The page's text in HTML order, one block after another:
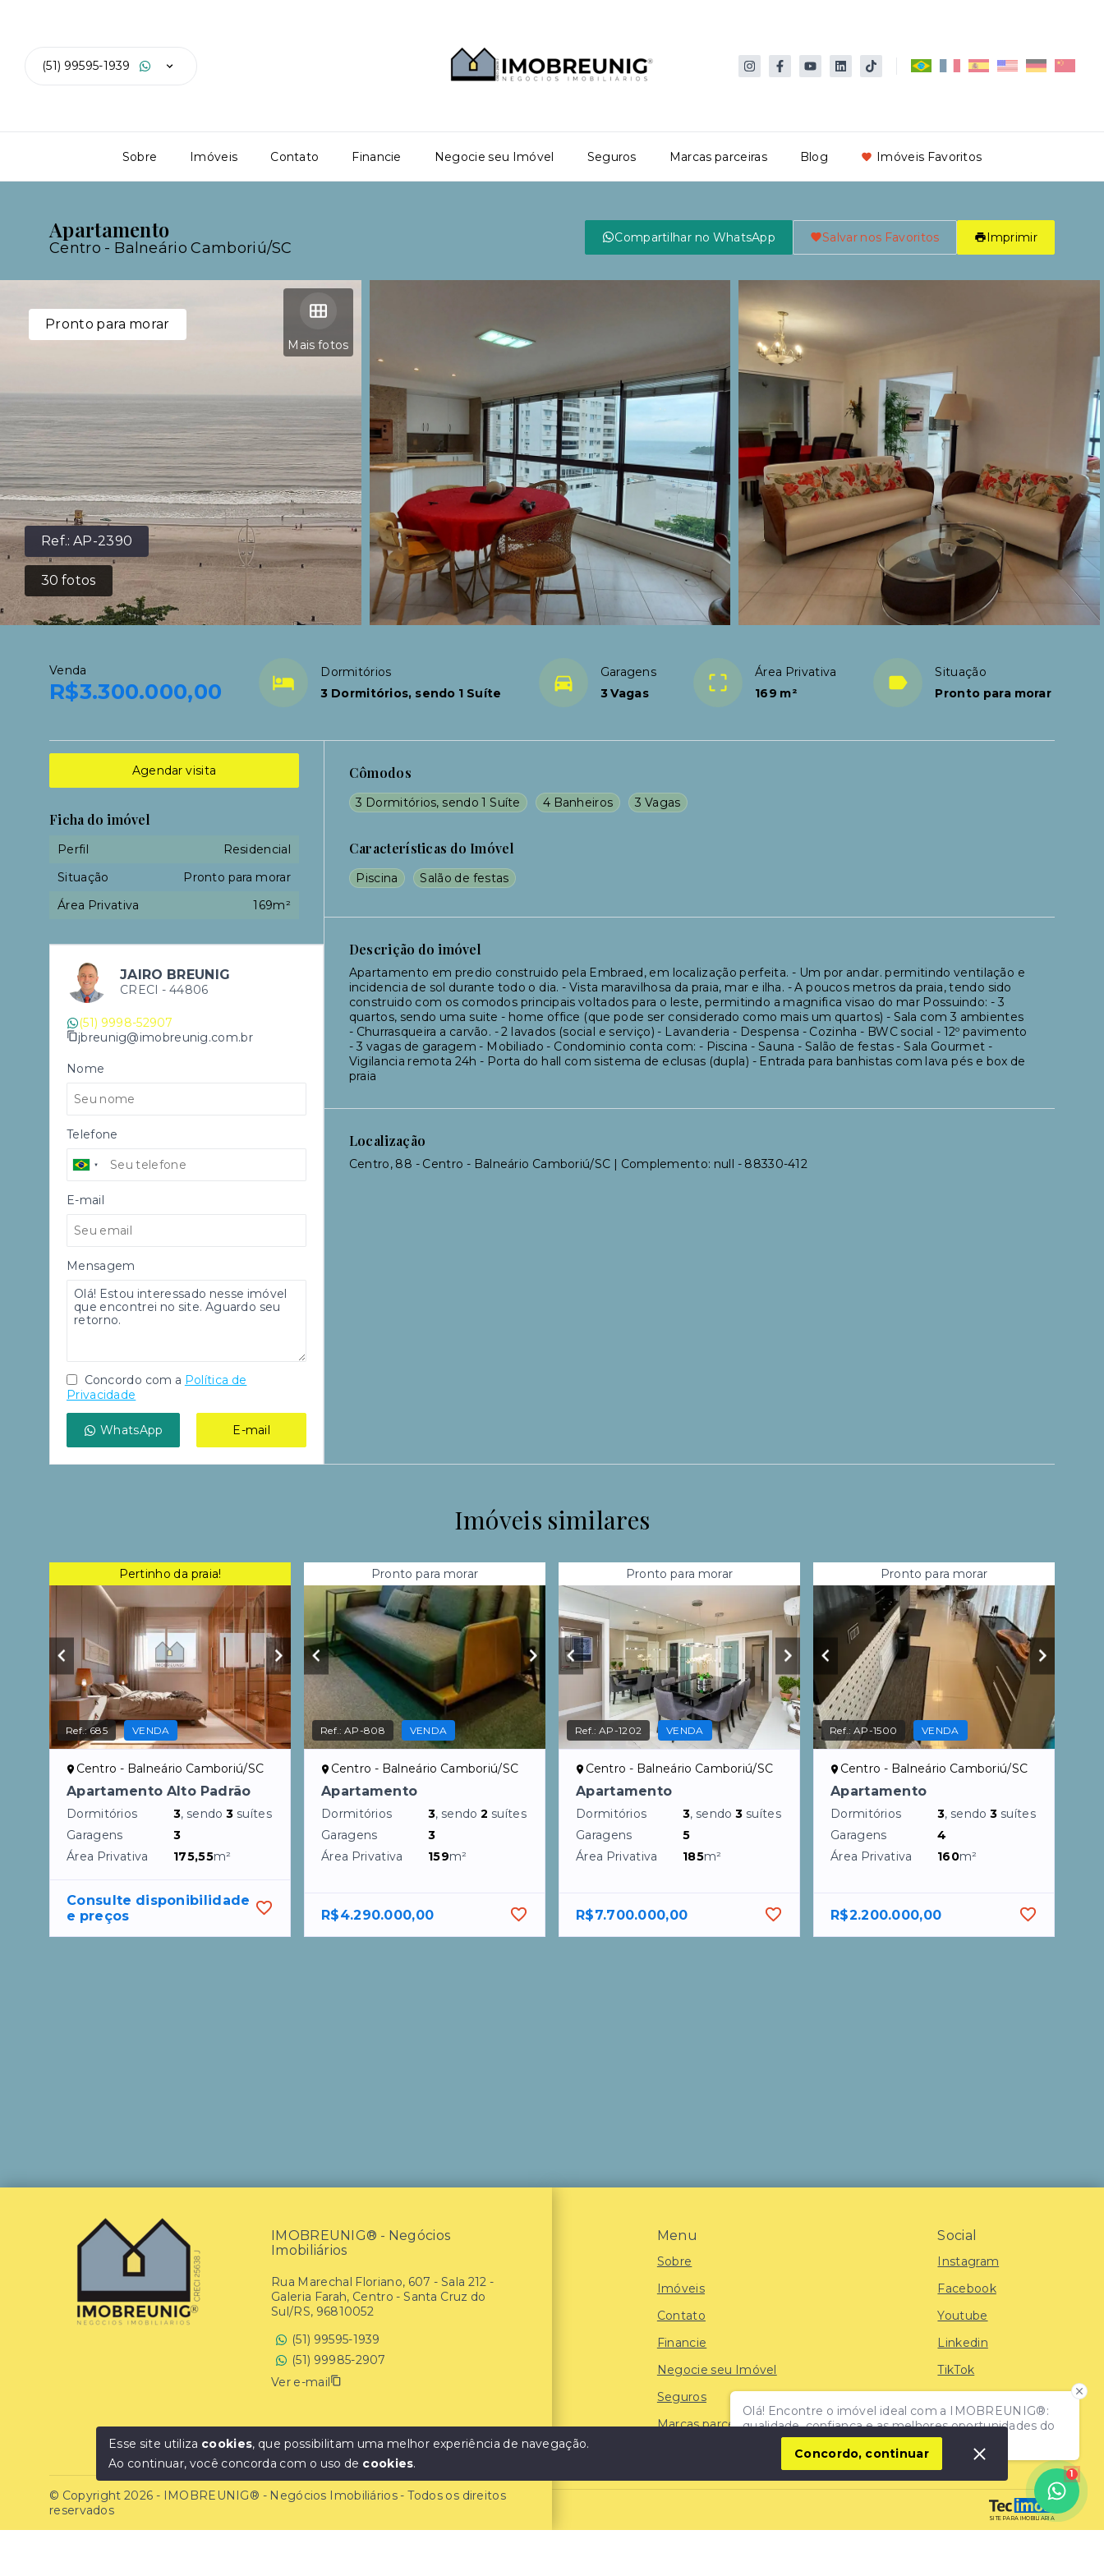
(51) 99595-1939
Sobre Imóveis Contato Financie Negocie seu Imóvel Seguros Marcas parceiras Blog Imóveis Favoritos
Apartamento
Centro - Balneário Camboriú/SC
Compartilhar no WhatsApp Salvar nos Favoritos Imprimir
Ref.:AP-2390
30 fotos
Mais fotos
Pronto para morar
Venda
R$3.300.000,00
Dormitórios
3 Dormitórios, sendo 1 Suíte
Garagens
3 Vagas
Área Privativa
169 m²
Situação
Pronto para morar
Cômodos
3 Dormitórios, sendo 1 Suíte 4 Banheiros 3 Vagas
Características do Imóvel
Piscina Salão de festas
Descrição do imóvel
Apartamento em predio construido pela Embraed, em localização perfeita. - Um por andar. permitindo ventilação e
incidencia de sol durante todo o dia. - Vista maravilhosa da praia, mar e ilha. - A poucos metros da praia, tendo sido
construido com os comodos principais voltados para o leste, permitindo a magnifica visao do mar Possuindo: - 3
quartos, sendo uma suite - home office (que pode ser considerado como mais um quartos) - Sala com 3 ambientes
- Churrasqueira a carvão. - 2 lavados (social e serviço) - Lavanderia - Despensa - Cozinha - BWC social - 12º pavimento
- 3 vagas de garagem - Mobiliado - Condominio conta com: - Piscina - Sauna - Salão de festas - Sala Gourmet -
Vigilancia remota 24h - Porta do hall com sistema de eclusas (dupla) - Entrada para banhistas com lava pés e box de
praia
Localização
Centro, 88 - Centro - Balneário Camboriú/SC | Complemento: null - 88330-412
Agendar visita
Ficha do imóvel
Perfil
Residencial
Situação
Pronto para morar
Área Privativa
169m²
JAIRO BREUNIG
CRECI - 44806
(51) 9998-52907
jbreunig@imobreunig.com.br
Nome
Telefone
E-mail
Mensagem
Concordo com a Política de
Privacidade
WhatsApp E-mail
Imóveis similares
Pertinho da praia!
Ref.:685 VENDA
Centro - Balneário Camboriú/SC
Apartamento Alto Padrão
Dormitórios 3, sendo3 suítes
Garagens
3
Área Privativa
175,55m²
Consulte disponibilidade
e preços
Pronto para morar
Ref.:AP-808 VENDA
Centro - Balneário Camboriú/SC
Apartamento
Dormitórios 3, sendo2 suítes
Garagens
3
Área Privativa
159m²
R$4.290.000,00
Pronto para morar
Ref.:AP-1202 VENDA
Centro - Balneário Camboriú/SC
Apartamento
Dormitórios 3, sendo3 suítes
Garagens
5
Área Privativa
185m²
R$7.700.000,00
Pronto para morar
Ref.:AP-1500 VENDA
Centro - Balneário Camboriú/SC
Apartamento
Dormitórios 3, sendo3 suítes
Garagens
4
Área Privativa
160m²
R$2.200.000,00
Olá! Encontre o imóvel ideal com a IMOBREUNIG®:
qualidade, confiança e as melhores oportunidades do
mercado!
1
Menu
Sobre
Imóveis
Contato
Financie
Negocie seu Imóvel
Seguros
Marcas parceiras
Social
Instagram
Facebook
Youtube
Linkedin
TikTok
SITE PARA IMOBILIARIA
IMOBREUNIG® - Negócios
Imobiliários
Rua Marechal Floriano, 607 - Sala 212 -
Galeria Farah, Centro - Santa Cruz do
Sul/RS, 96810052
(51) 99595-1939
(51) 99985-2907
Ver e-mail
© Copyright 2026 - IMOBREUNIG® - Negócios Imobiliários - Todos os direitos
reservados
Esse site utiliza cookies, que possibilitam uma melhor experiência de navegação.
Ao continuar, você concorda com o uso de cookies.
Concordo, continuar